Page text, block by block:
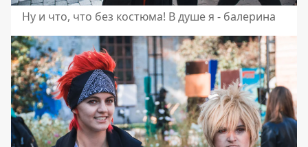
Ну и что, что без костюма! В душе я - балерина